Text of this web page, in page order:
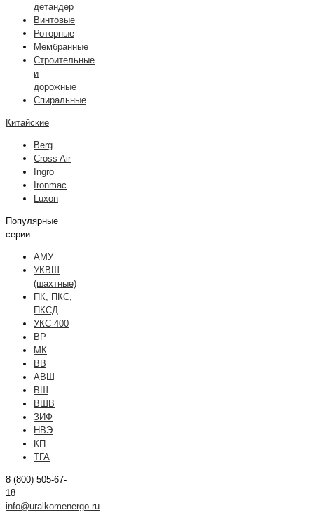
детандер
Винтовые
Роторные
Мембранные
Строительные
и
дорожные
Спиральные
Китайские
Berg
Cross Air
Ingro
Ironmac
Luxon
Популярные
серии
АМУ
УКВШ
(шахтные)
ПК, ПКС,
ПКСД
УКС 400
ВР
МК
ВВ
АВШ
ВШ
ВШВ
ЗИФ
НВЭ
КП
ТГА
8 (800) 505-67-
18
info@uralkomenergo.ru